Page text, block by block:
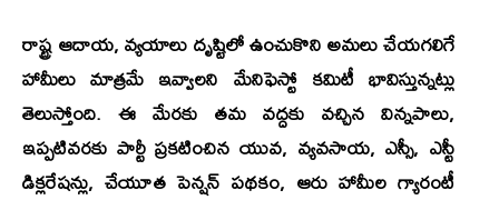
రాష్ట్ర ఆదాయ, వ్యయాలు దృష్టిలో ఉంచుకొని అమలు చేయగలిగే
హామీలు మాత్రమే ఇవ్వాలని మేనిఫెస్టో కమిటీ భావిస్తున్నట్లు
తెలుస్తోంది. ఈ మేరకు తమ వద్దకు వచ్చిన విన్నపాలు,
ఇప్పటివరకు పార్టీ ప్రకటించిన యువ, వ్యవసాయ, ఎస్సీ, ఎస్టీ
డిక్లరేషన్లు, చేయూత పెన్షన్‌ పథకం, ఆరు హామీల గ్యారంటీ